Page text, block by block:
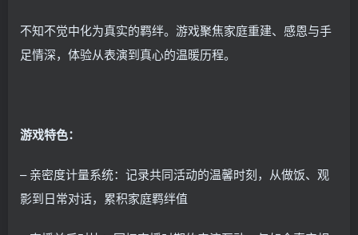
不知不觉中化为真实的羁绊。游戏聚焦家庭重建、感恩与手
足情深，体验从表演到真心的温暖历程。
游戏特色：
– 亲密度计量系统：记录共同活动的温馨时刻，从做饭、观
影到日常对话，累积家庭羁绊值